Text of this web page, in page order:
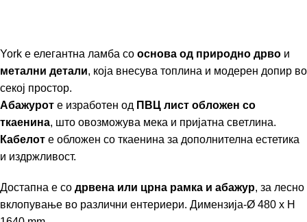
York е елегантна ламба со основа од природно дрво и
метални детали, која внесува топлина и модерен допир во
секој простор.
Абажурот е изработен од ПВЦ лист обложен со
ткаенина, што овозможува мека и пријатна светлина.
Кабелот е обложен со ткаенина за дополнителна естетика
и издржливост.
Достапна е со дрвена или црна рамка и абажур, за лесно
вклопување во различни ентериери. Димензија-Ø 480 x H